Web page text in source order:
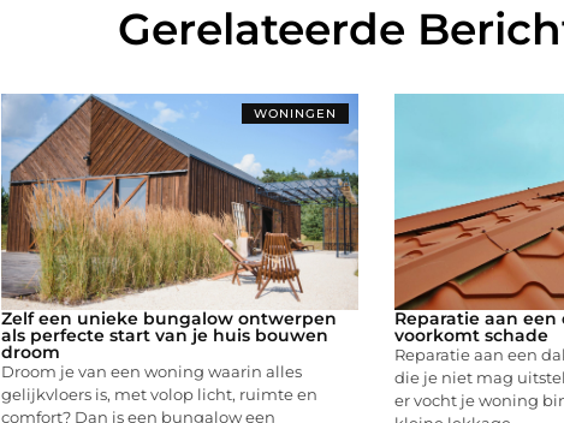
Gerelateerde
WONINGEN
Zelf een unieke bungalow ontwerpen
als perfecte start van je huis bouwen
droom
Droom je van een woning waarin alles
gelijkvloers is, met volop licht, ruimte en
comfort? Dan is een bungalow een
Reparatie aan
voorkomt schade
Reparatie aan een
die je niet mag
er vocht je woning